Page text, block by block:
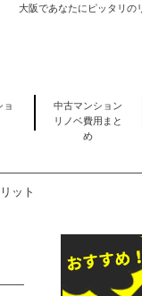
大阪であなたにピッタリの
ョ
中古マンション
リノベ費用まと
め
ット